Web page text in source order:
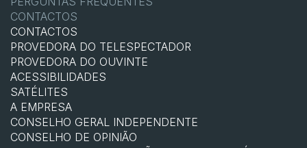
CONTACTOS
CONTACTOS
PROVEDORA DO TELESPECTADOR
PROVEDORA DO OUVINTE
ACESSIBILIDADES
SATÉLITES
A EMPRESA
CONSELHO GERAL INDEPENDENTE
CONSELHO DE OPINIÃO